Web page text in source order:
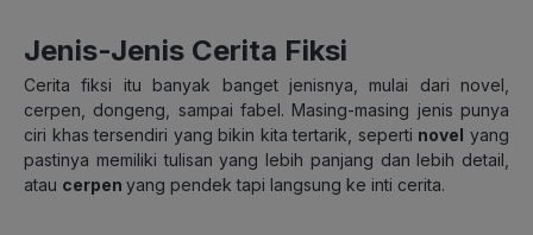
Jenis-Jenis Cerita Fiksi
Cerita fiksi itu banyak banget jenisnya, mulai dari novel,
cerpen, dongeng, sampai fabel. Masing-masing jenis punya
ciri khas tersendiri yang bikin kita tertarik, seperti novel yang
pastinya memiliki tulisan yang lebih panjang dan lebih detail,
atau cerpen yang pendek tapi langsung ke inti cerita.